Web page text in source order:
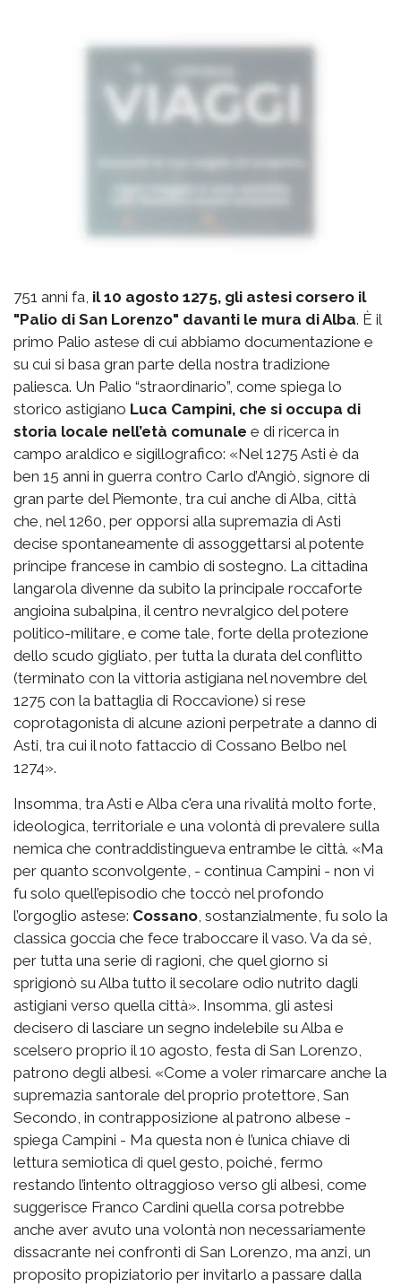
751 anni fa, il 10 agosto 1275, gli astesi corsero il
"Palio di San Lorenzo" davanti le mura di Alba. È il
primo Palio astese di cui abbiamo documentazione e
su cui si basa gran parte della nostra tradizione
paliesca. Un Palio “straordinario”, come spiega lo
storico astigiano Luca Campini, che si occupa di
storia locale nell’età comunale e di ricerca in
campo araldico e sigillografico: «Nel 1275 Asti è da
ben 15 anni in guerra contro Carlo d’Angiò, signore di
gran parte del Piemonte, tra cui anche di Alba, città
che, nel 1260, per opporsi alla supremazia di Asti
decise spontaneamente di assoggettarsi al potente
principe francese in cambio di sostegno. La cittadina
langarola divenne da subito la principale roccaforte
angioina subalpina, il centro nevralgico del potere
politico-militare, e come tale, forte della protezione
dello scudo gigliato, per tutta la durata del conflitto
(terminato con la vittoria astigiana nel novembre del
1275 con la battaglia di Roccavione) si rese
coprotagonista di alcune azioni perpetrate a danno di
Asti, tra cui il noto fattaccio di Cossano Belbo nel
1274».
Insomma, tra Asti e Alba c'era una rivalità molto forte,
ideologica, territoriale e una volontà di prevalere sulla
nemica che contraddistingueva entrambe le città. «Ma
per quanto sconvolgente, - continua Campini - non vi
fu solo quell’episodio che toccò nel profondo
l’orgoglio astese: Cossano , sostanzialmente, fu solo la
classica goccia che fece traboccare il vaso. Va da sé,
per tutta una serie di ragioni, che quel giorno si
sprigionò su Alba tutto il secolare odio nutrito dagli
astigiani verso quella città». Insomma, gli astesi
decisero di lasciare un segno indelebile su Alba e
scelsero proprio il 10 agosto, festa di San Lorenzo,
patrono degli albesi. «Come a voler rimarcare anche la
supremazia santorale del proprio protettore, San
Secondo, in contrapposizione al patrono albese -
spiega Campini - Ma questa non è l’unica chiave di
lettura semiotica di quel gesto, poiché, fermo
restando l’intento oltraggioso verso gli albesi, come
suggerisce Franco Cardini quella corsa potrebbe
anche aver avuto una volontà non necessariamente
dissacrante nei confronti di San Lorenzo, ma anzi, un
proposito propiziatorio per invitarlo a passare dalla